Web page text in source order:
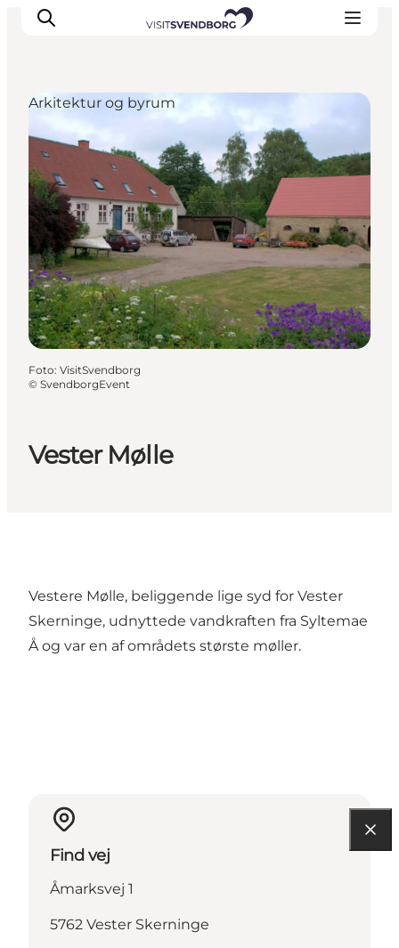
Oplev kultur & natur
Det sker i Svendborg
Spis og drik
handelsbyen Svendborg
Overnatning
Planlæg din tur
Vester Mølle
Arkitektur og byrum
Foto: VisitSvendborg
© SvendborgEvent
Vestere Mølle, beliggende lige syd for Vester
Skerninge, udnyttede vandkraften fra Syltemae
Å og var en af områdets største møller.
Find vej
Åmarksvej 1
5762 Vester Skerninge